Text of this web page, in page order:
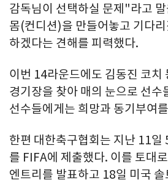
감독님이 선택하실 문제"라고
몸(컨디션)을 만들어놓고 기다
하겠다는 견해를 피력했다.
이번 14라운드에도 김동진 코치
경기장을 찾아 매의 눈으로 선수
선수들에게는 희망과 동기부여
한편 대한축구협회는 지난 11일
를 FIFA에 제출했다. 이를 토대
엔트리를 발표하고 18일 미국